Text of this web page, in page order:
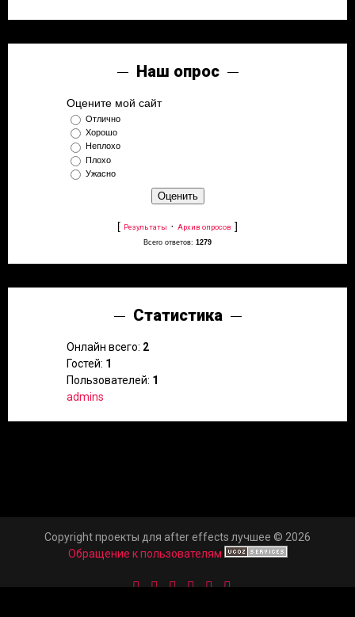
Наш опрос
Оцените мой сайт
Отлично
Хорошо
Неплохо
Плохо
Ужасно
[ Результаты · Архив опросов ]
Всего ответов: 1279
Статистика
Онлайн всего: 2
Гостей: 1
Пользователей: 1
admins
Copyright проекты для after effects лучшее © 2026
Обращение к пользователям